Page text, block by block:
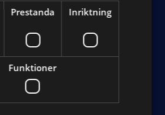
Prestanda Inriktning
Funktioner